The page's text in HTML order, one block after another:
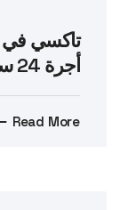
تاكسي في
أجرة 24 ساعة في الكويت
Read More